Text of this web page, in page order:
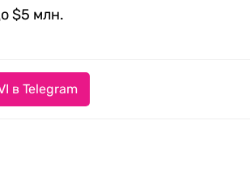
$5 млн.
в Telegram